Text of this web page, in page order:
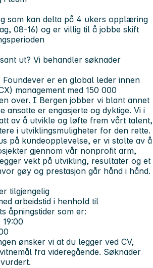
som kan delta på 4 ukers opplæring
08-16) og er villig til å jobbe skift
ut? Vi behandler søknader
Foundever er en global leder innen
management med 150 000
over. I Bergen jobber vi blant annet
ansatte er engasjerte og dyktige. Vi i
av å utvikle og løfte frem vårt talent,
i utviklingsmuligheter for den rette.
på kundeopplevelse, er vi stolte av å
gjennom vår nonprofit arm,
vekt på utvikling, resultater og et
gøy og prestasjon går hånd i hånd.
tilgjengelig
arbeidstid i henhold til
åpningstider som er:
ønsker vi at du legger ved CV,
fra videregående. Søknader